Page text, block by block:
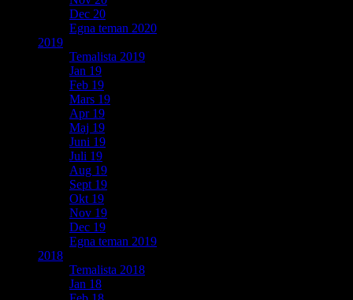
Dec 20
Egna teman 2020
2019
Temalista 2019
Jan 19
Feb 19
Mars 19
Apr 19
Maj 19
Juni 19
Juli 19
Aug 19
Sept 19
Okt 19
Nov 19
Dec 19
Egna teman 2019
2018
Temalista 2018
Jan 18